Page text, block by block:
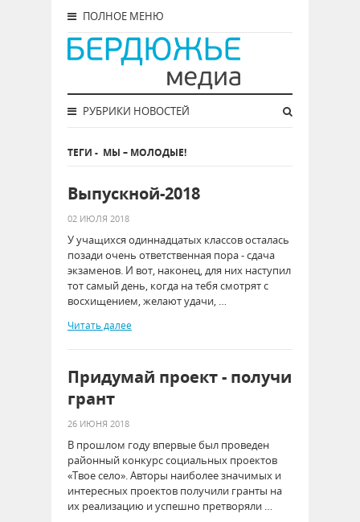
ПОЛНОЕ МЕНЮ
РУБРИКИ НОВОСТЕЙ
ТЕГИ - МЫ – МОЛОДЫЕ!
Выпускной-2018
02 ИЮЛЯ 2018
У учащихся одиннадцатых классов осталась
позади очень ответственная пора - сдача
экзаменов. И вот, наконец, для них наступил
тот самый день, когда на тебя смотрят с
восхищением, желают удачи, …
Читать далее
Придумай проект - получи
грант
26 ИЮНЯ 2018
В прошлом году впервые был проведен
районный конкурс социальных проектов
«Твое село». Авторы наиболее значимых и
интересных проектов получили гранты на
их реализацию и успешно претворяли …